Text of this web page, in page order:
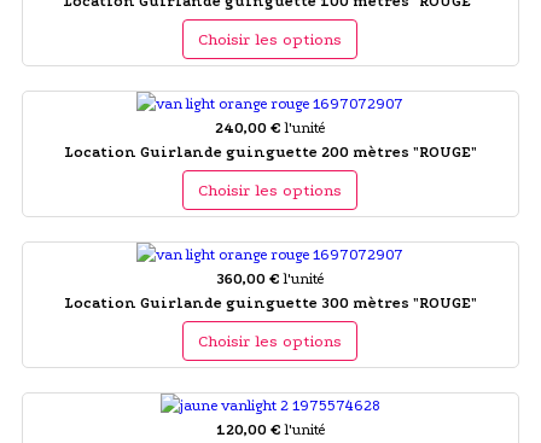
Choisir les options
240,00 € l'unité
Location Guirlande guinguette 200 mètres "ROUGE"
Choisir les options
360,00 € l'unité
Location Guirlande guinguette 300 mètres "ROUGE"
Choisir les options
120,00 € l'unité